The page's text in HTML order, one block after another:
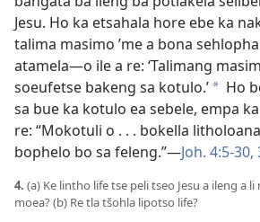
Jesu. Ho ka etsahala hore ebe ka
talima masimo ’me a bona
atamela—o ile a re: ‘Talimang
soeufetse bakeng sa kotulo.’ * Ho
sa bue ka kotulo ea sebele, empa
re: “Mokotuli o . . . bokella
bophelo bo sa feleng.”—Joh. 4:5-30,
4. (a) Ke lintho life tse peli tseo Jesu a ileng a
moea? (b) Re tla tšohla lipotso life?